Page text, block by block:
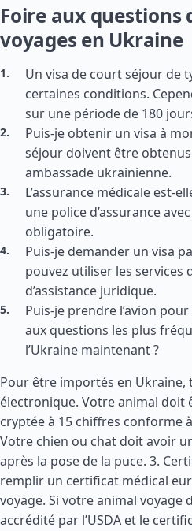
Foire aux questions
voyages en Ukraine
Un visa de court séjour de
certaines conditions.
sur une période de 180
Puis-je obtenir un visa à
séjour doivent être obtenus
ambassade ukrainienne.
L’assurance médicale est-
une police d’assurance
obligatoire.
Puis-je demander un visa
pouvez utiliser les services
d’assistance juridique.
Puis-je prendre l’avion
aux questions les plus
l’Ukraine maintenant ?
Pour être importés en Ukraine,
électronique. Votre animal
cryptée à 15 chiffres conforme
Votre chien ou chat doit avoir
après la pose de la puce. 3.
remplir un certificat médical
voyage. Si votre animal voyage
accrédité par l’USDA et le